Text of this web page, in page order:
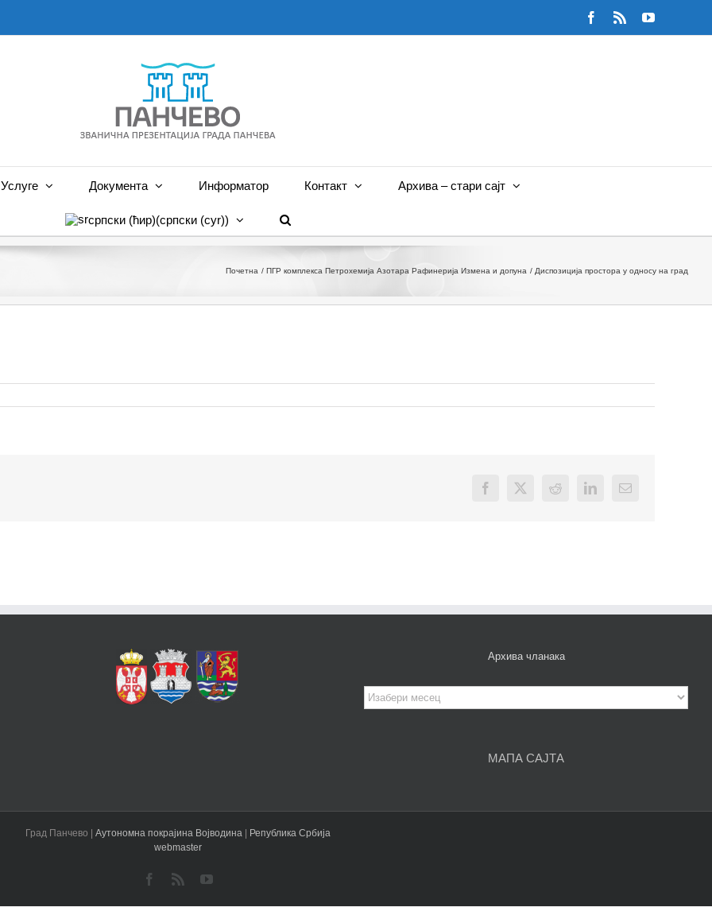
Facebook
Rss YouTube
Услуге Документа Информатор Контакт Архива – стари сајт
српски (ћир)(српски (cyr))
Почетна ПГР комплекса Петрохемија Азотара Рафинерија Измена и допуна Диспозиција простора у односу на град
Facebook
X Reddit LinkedInEmail
Архива чланака
Архива
чланака
МАПА САЈТА
Град Панчево | Аутономна покрајина Војводина | Република Србија
webmaster
Facebook
Rss YouTube